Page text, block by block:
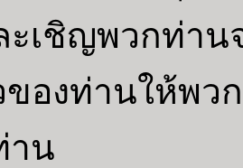
ะเชิญพวกท่าน
ของท่านให้พว
าน